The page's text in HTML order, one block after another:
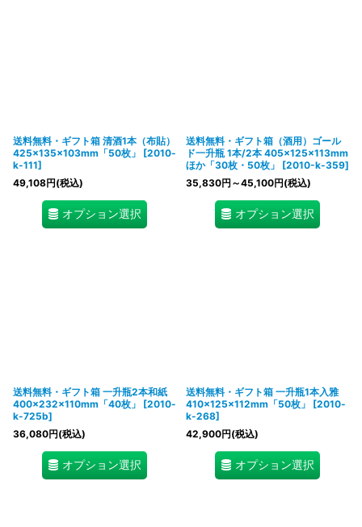
送料無料・ギフト箱 清酒1本（布貼）
425×135×103mm「50枚」
[2010-
k-111]
49,108円(税込)
オプション選択
送料無料・ギフト箱（酒用）ゴール
ド一升瓶 1本/2本 405×125×113mm
ほか「30枚・50枚」
[2010-k-359]
35,830円 ～45,100円(税込)
オプション選択
送料無料・ギフト箱 一升瓶2本和紙
400×232×110mm「40枚」
[2010-
k-725b]
36,080円(税込)
オプション選択
送料無料・ギフト箱 一升瓶1本入雅
410×125×112mm「50枚」
[2010-
k-268]
42,900円(税込)
オプション選択